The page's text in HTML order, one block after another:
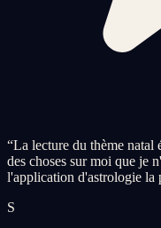
“La lecture du thème natal
des choses sur moi que je
l'application d'astrologie la
S